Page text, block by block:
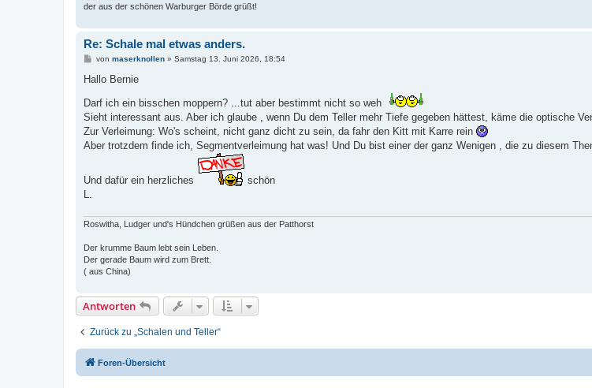
der aus der schönen Warburger Börde grüßt!
Re: Schale mal etwas anders.
B
i
a
g
von maserknollen» Samstag 13. Juni 2026, 18:54
Hallo Bernie
Darf ich ein bisschen moppern? ...tut aber bestimmt nicht so weh
Sieht interessant aus. Aber ich glaube , wenn Du dem Teller mehr Tiefe gegeben hättest, käme die optische
Zur Verleimung: Wo's scheint, nicht ganz dicht zu sein, da fahr den Kitt mit Karre rein
Aber trotzdem finde ich, Segmentverleimung hat was! Und Du bist einer der ganz Wenigen , die zu diesem
Und dafür ein herzliches
schön
L.
Roswitha, Ludger und's Hündchen grüßen aus der Patthorst
Der krumme Baum lebt sein Leben.
Der gerade Baum wird zum Brett.
( aus China)
Antworten
Zurück zu „Schalen und Teller“
Foren-Übersicht